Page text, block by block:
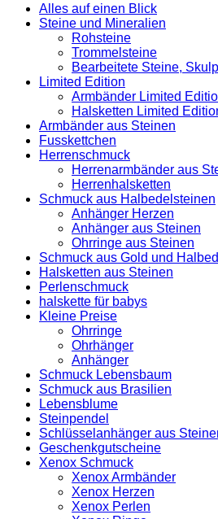
Alles auf einen Blick
Steine und Mineralien
Rohsteine
Trommelsteine
Bearbeitete Steine,
Limited Edition
Armbänder Limited
Halsketten Limited
Armbänder aus Steinen
Fusskettchen
Herrenschmuck
Herrenarmbänder aus
Herrenhalsketten
Schmuck aus Halbedelsteinen
Anhänger Herzen
Anhänger aus Steinen
Ohrringe aus Steinen
Schmuck aus Gold und
Halsketten aus Steinen
Perlenschmuck
halskette für babys
Kleine Preise
Ohrringe
Ohrhänger
Anhänger
Schmuck Lebensbaum
Schmuck aus Brasilien
Lebensblume
Steinpendel
Schlüsselanhänger aus
Geschenkgutscheine
Xenox Schmuck
Xenox Armbänder
Xenox Herzen
Xenox Perlen